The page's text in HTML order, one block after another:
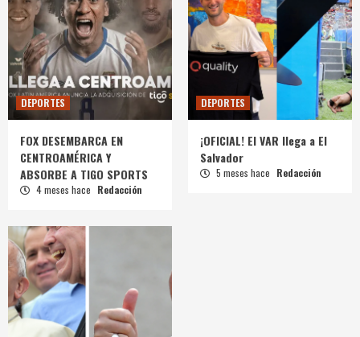
DEPORTES
FOX DESEMBARCA EN
CENTROAMÉRICA Y
ABSORBE A TIGO SPORTS
4 meses hace Redacción
DEPORTES
¡OFICIAL! El VAR llega a El
Salvador
5 meses hace Redacción